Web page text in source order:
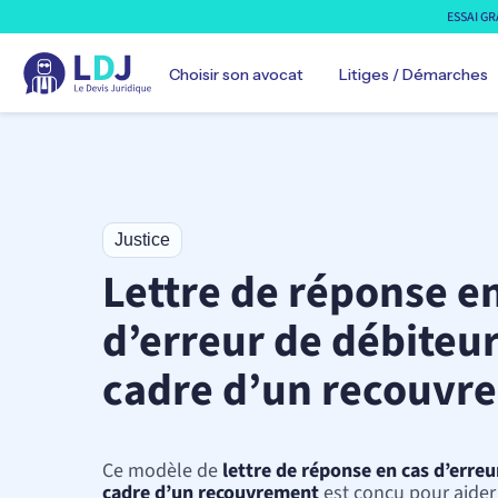
ESSAI
Choisir son avocat
Avocat droit transports
Famille
Avocat droit des mineurs
Avocat droit famille
Avocat expert divorce
Avocat protection données
Avocat droit sécurité sociale
Avocat droit du travail
Litiges / Démarches
Justice
Lettre de réponse
d’erreur de
cadre d’un
Ce modèle de lettre de réponse en cas